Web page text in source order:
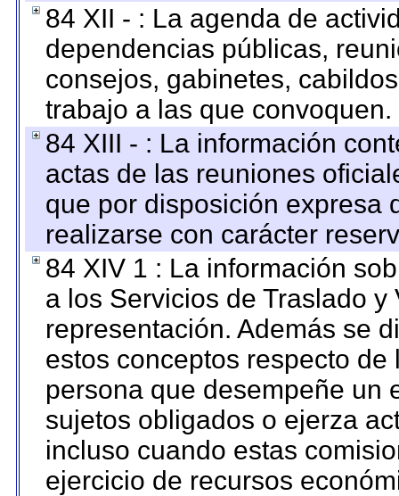
84 XII - : La agenda de
dependencias públicas,
consejos, gabinetes,
trabajo a las que convoquen.
84 XIII - : La información
actas de las reuniones
que por disposición expresa
realizarse con carácter
84 XIV 1 : La información
a los Servicios de Traslado
representación. Además se
estos conceptos respecto
persona que desempeñe un
sujetos obligados o ejerza
incluso cuando estas
ejercicio de recursos